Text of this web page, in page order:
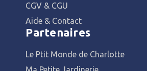
CGV & CGU
Aide & Contact
Partenaires
Le Ptit Monde de Charlotte